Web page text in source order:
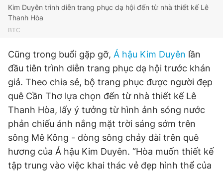
Kim Duyên trình diễn trang phục dạ hội đến từ nhà thiết kế Lê
Thanh Hòa
BTC
Cũng trong buổi gặp gỡ, Á hậu Kim Duyên lần
đầu tiên trình diễn trang phục dạ hội trước khán
giả. Theo chia sẻ, bộ trang phục được người đẹp
quê Cần Thơ lựa chọn đến từ nhà thiết kế Lê
Thanh Hòa, lấy ý tưởng từ hình ảnh sóng nước
phản chiếu ánh nắng mặt trời sáng sớm trên
sông Mê Kông - dòng sông chảy dài trên quê
hương của Á hậu Kim Duyên. “Hòa muốn thiết kế
tập trung vào việc khai thác vẻ đẹp hình thể của